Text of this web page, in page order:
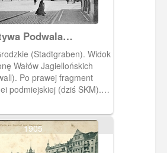
Podwala
(Stadtgraben). Widok
Wałów Jagiellońskich
Po prawej fragment
podmiejskiej (dziś SKM).
1905